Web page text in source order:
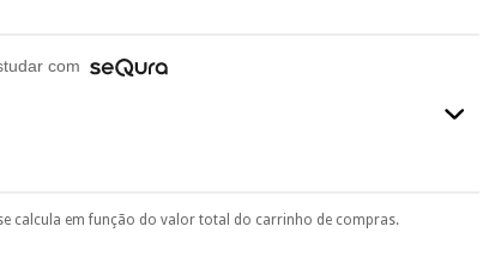
com
processo de compra, ao escolher o método de pagamento.
calcula em função do valor total do carrinho de compras.